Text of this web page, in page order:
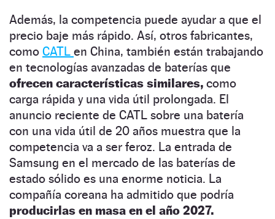
Además, la competencia puede ayudar a que el
precio baje más rápido. Así, otros fabricantes,
como CATL en China, también están trabajando
en tecnologías avanzadas de baterías que
ofrecen características similares, como
carga rápida y una vida útil prolongada. El
anuncio reciente de CATL sobre una batería
con una vida útil de 20 años muestra que la
competencia va a ser feroz. La entrada de
Samsung en el mercado de las baterías de
estado sólido es una enorme noticia. La
compañía coreana ha admitido que podría
producirlas en masa en el año 2027.